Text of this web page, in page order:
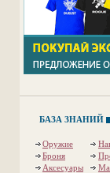
БАЗА ЗНАНИЙ
Оружие
Броня
Аксесуары